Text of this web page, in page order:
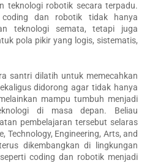
teknologi robotik secara terpadu.
coding dan robotik tidak hanya
teknologi semata, tetapi juga
pola pikir yang logis, sistematis,
santri dilatih untuk memecahkan
didorong agar tidak hanya
mampu tumbuh menjadi
di masa depan. Beliau
pembelajaran tersebut selaras
Technology, Engineering, Arts, and
dikembangkan di lingkungan
coding dan robotik menjadi